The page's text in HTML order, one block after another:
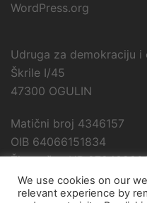
WordPress.org
Udruga za demokraciju
Škrile I/45
47300 OGULIN
Matični broj 4346157
OIB 64066151834
Žiro račun HR
We use cookies on our
relevant experience by